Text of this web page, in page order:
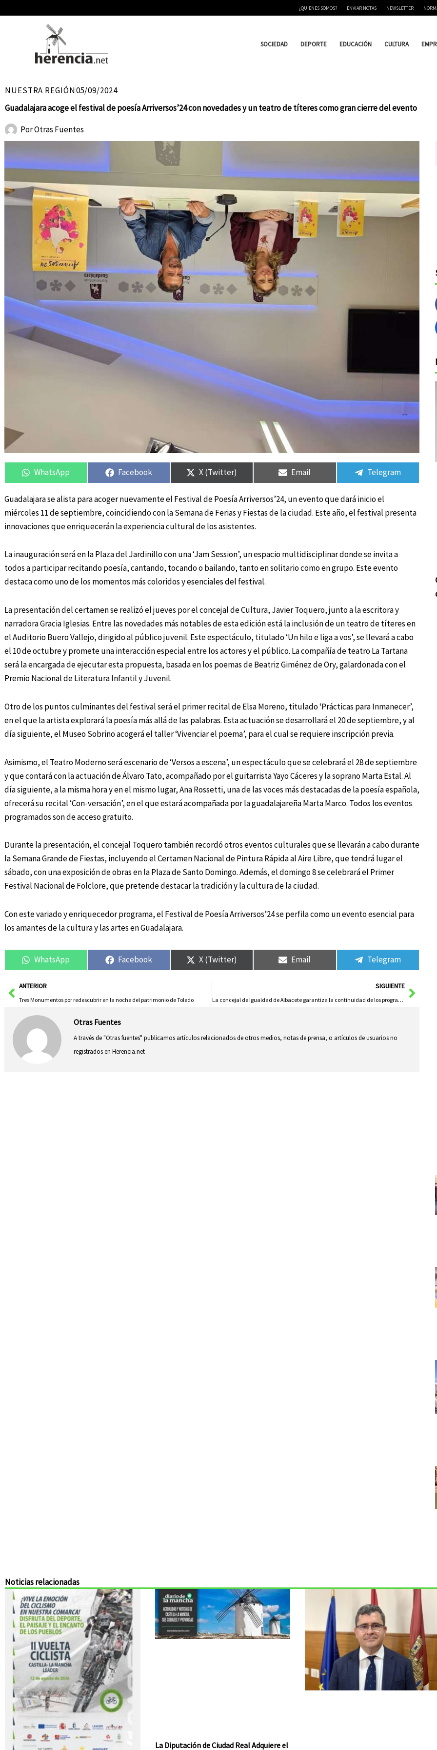
¿QUIENES SOMOS? ENVIAR NOTAS NEWSLETTER
SOCIEDAD DEPORTE EDUCACIÓN CULTURA
NUESTRA REGIÓN05/09/2024
Guadalajara acoge el festival de poesía Arriversos’24 con novedades y un teatro de títeres como gran cierre del evento
PorOtras Fuentes
Compartir
en
WhatsApp
Compartir
en
Facebook
Compartir
en
X (Twitter)
Compartir
en
Email
Compartir
en
Telegram
Guadalajara se alista para acoger nuevamente el Festival de Poesía Arriversos’24, un evento que dará inicio el
miércoles 11 de septiembre, coincidiendo con la Semana de Ferias y Fiestas de la ciudad. Este año, el festival presenta
innovaciones que enriquecerán la experiencia cultural de los asistentes.
La inauguración será en la Plaza del Jardinillo con una ‘Jam Session’, un espacio multidisciplinar donde se invita a
todos a participar recitando poesía, cantando, tocando o bailando, tanto en solitario como en grupo. Este evento
destaca como uno de los momentos más coloridos y esenciales del festival.
La presentación del certamen se realizó el jueves por el concejal de Cultura, Javier Toquero, junto a la escritora y
narradora Gracia Iglesias. Entre las novedades más notables de esta edición está la inclusión de un teatro de títeres en
el Auditorio Buero Vallejo, dirigido al público juvenil. Este espectáculo, titulado ‘Un hilo e liga a vos’, se llevará a cabo
el 10 de octubre y promete una interacción especial entre los actores y el público. La compañía de teatro La Tartana
será la encargada de ejecutar esta propuesta, basada en los poemas de Beatriz Giménez de Ory, galardonada con el
Premio Nacional de Literatura Infantil y Juvenil.
Otro de los puntos culminantes del festival será el primer recital de Elsa Moreno, titulado ‘Prácticas para Inmanecer’,
en el que la artista explorará la poesía más allá de las palabras. Esta actuación se desarrollará el 20 de septiembre, y al
día siguiente, el Museo Sobrino acogerá el taller ‘Vivenciar el poema’, para el cual se requiere inscripción previa.
Asimismo, el Teatro Moderno será escenario de ‘Versos a escena’, un espectáculo que se celebrará el 28 de septiembre
y que contará con la actuación de Álvaro Tato, acompañado por el guitarrista Yayo Cáceres y la soprano Marta Estal. Al
día siguiente, a la misma hora y en el mismo lugar, Ana Rossetti, una de las voces más destacadas de la poesía española,
ofrecerá su recital ‘Con-versación’, en el que estará acompañada por la guadalajareña Marta Marco. Todos los eventos
programados son de acceso gratuito.
Durante la presentación, el concejal Toquero también recordó otros eventos culturales que se llevarán a cabo durante
la Semana Grande de Fiestas, incluyendo el Certamen Nacional de Pintura Rápida al Aire Libre, que tendrá lugar el
sábado, con una exposición de obras en la Plaza de Santo Domingo. Además, el domingo 8 se celebrará el Primer
Festival Nacional de Folclore, que pretende destacar la tradición y la cultura de la ciudad.
Con este variado y enriquecedor programa, el Festival de Poesía Arriversos’24 se perfila como un evento esencial para
los amantes de la cultura y las artes en Guadalajara.
Compartir
en
WhatsApp
Compartir
en
Facebook
Compartir
en
X (Twitter)
Compartir
en
Email
Compartir
en
Telegram
AntANTERIOR
Tres Monumentos por redescubrir en la noche del patrimonio de Toledo
SIGUIENTE
La concejal de Igualdad de Albacete garantiza la continuidad de los programas de conciliación ‘Canguras’ y ‘Corresponsables’
Otras Fuentes
A través de "Otras fuentes" publicamos artículos relacionados de otros medios, notas de prensa, o artículos de usuarios no
registrados en Herencia.net
Noticias relacionadas
La Diputación de Ciudad Real Adquiere el